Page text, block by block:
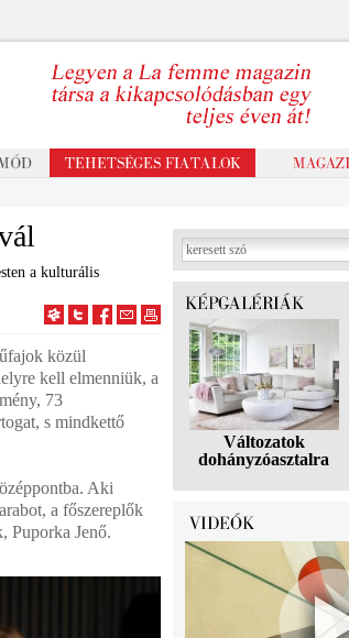
a kulturális
közül
kell elmenniük, a
73
s mindkettő
Aki
a főszereplők
Puporka Jenő.
Változatok
dohányzóasztalra